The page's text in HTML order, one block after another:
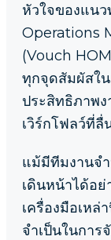
หัวใจของแน
Operations
(Vouch
ทุกจุดสัมผัสใ
ประสิทธิภาพ
เวิร์กโฟลว์ที่
แม้มีทีมงานจ
เดินหน้าได้อ
เครื่องมือเห
จำเป็นในกา